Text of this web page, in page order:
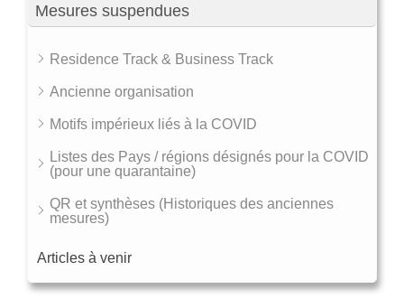
Mesures suspendues
Residence Track & Business Track
Ancienne organisation
Motifs impérieux liés à la COVID
Listes des Pays / régions désignés pour la COVID
(pour une quarantaine)
QR et synthèses (Historiques des anciennes
mesures)
Articles à venir